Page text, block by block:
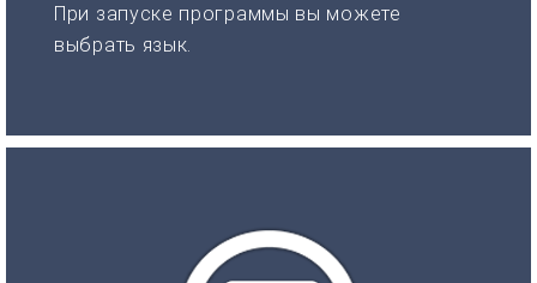
При запуске программы вы можете
выбрать язык.